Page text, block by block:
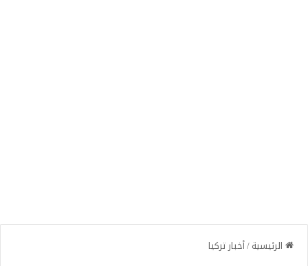
الرئيسية/أخبار تركيا